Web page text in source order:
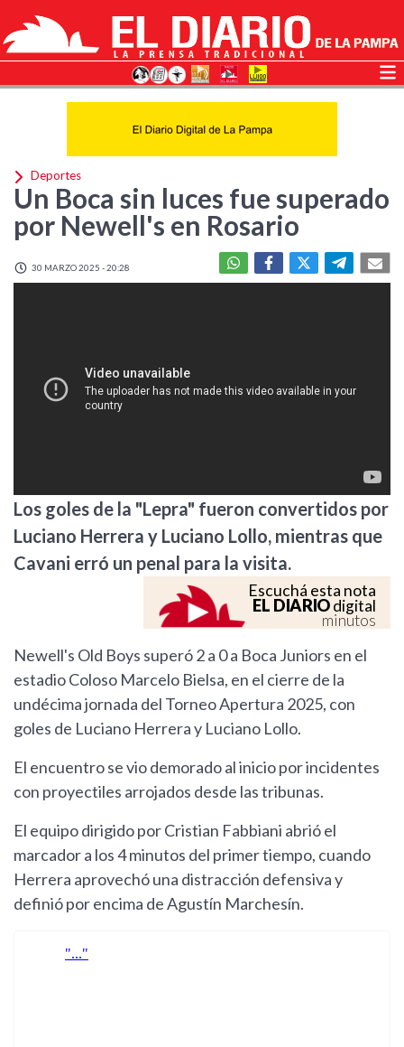
Deportes
Un Boca sin luces fue superado
por Newell's en Rosario
30 MARZO 2025 - 20:28
Los goles de la "Lepra" fueron convertidos por
Luciano Herrera y Luciano Lollo, mientras que
Cavani erró un penal para la visita.
Escuchá esta nota
EL DIARIOdigital
minutos
Newell's Old Boys superó 2 a 0 a Boca Juniors en el
estadio Coloso Marcelo Bielsa, en el cierre de la
undécima jornada del Torneo Apertura 2025, con
goles de Luciano Herrera y Luciano Lollo.
El encuentro se vio demorado al inicio por incidentes
con proyectiles arrojados desde las tribunas.
El equipo dirigido por Cristian Fabbiani abrió el
marcador a los 4 minutos del primer tiempo, cuando
Herrera aprovechó una distracción defensiva y
definió por encima de Agustín Marchesín.